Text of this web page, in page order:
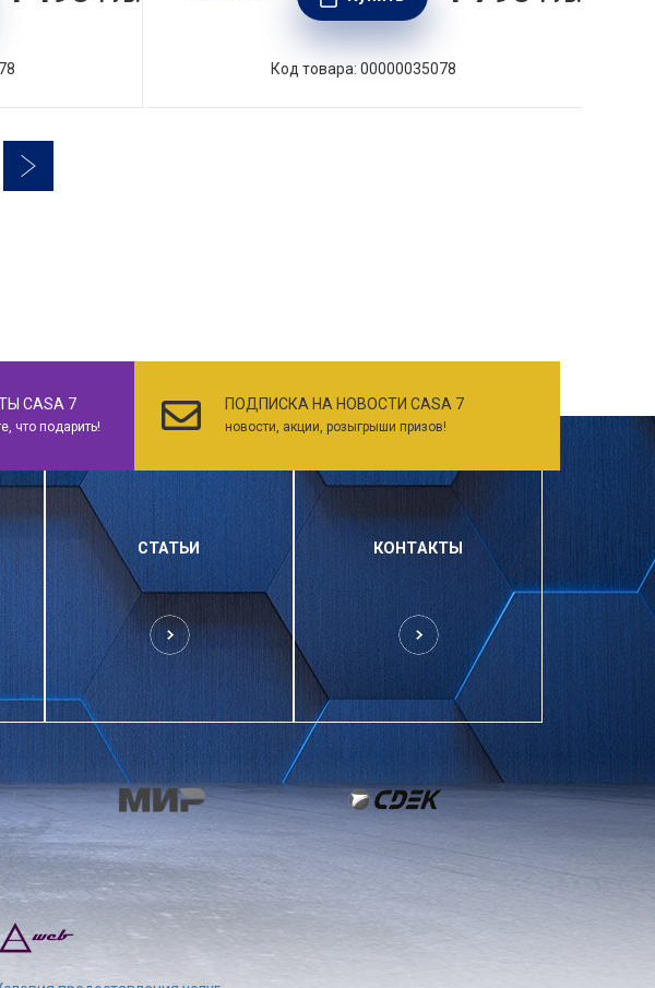
Код товара: 00000035078
CASA 7
что подарить!
ПОДПИСКА НА НОВОСТИ CASA 7
новости, акции, розыгрыши призов!
СТАТЬИ КОНТАКТЫ